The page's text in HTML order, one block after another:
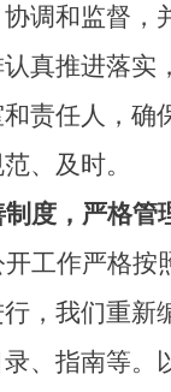
调和监督，
真推进落实
责任人，确
、及时。
制度，严格管
工作严格按
，我们重新
、指南等。